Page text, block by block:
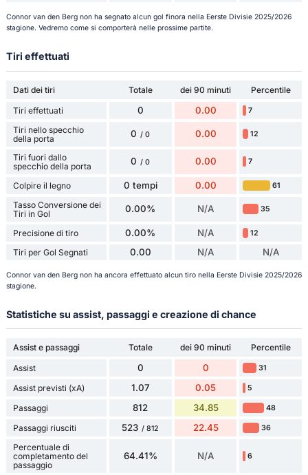
Connor van den Berg non ha segnato alcun gol finora nella Eerste Divisie 2025/2026
stagione. Vedremo come si comporterà nelle prossime partite.
Tiri effettuati
Dati dei tiri Totale dei 90 minuti
Percentile
Tiri effettuati
0 0.00 7
Tiri nello specchio
della porta
0 / 0 0.00 12
Tiri fuori dallo
specchio della porta
0 / 0 0.00 7
Colpire il legno 0 tempi 0.00 61
Tasso Conversione dei
Tiri in Gol
0.00% N/A 35
Precisione di tiro 0.00% N/A 12
Tiri per Gol Segnati 0.00 N/A N/A
Connor van den Berg non ha ancora effettuato alcun tiro nella Eerste Divisie 2025/2026
stagione.
Statistiche su assist, passaggi e creazione di chance
Assist e passaggi Totale dei 90 minuti
Percentile
Assist
0 0 31
Assist previsti (xA) 1.07 0.05 5
Passaggi 812 34.85 48
Passaggi riusciti 523 / 812 22.45 36
Percentuale di
completamento del
passaggio
64.41% N/A 6